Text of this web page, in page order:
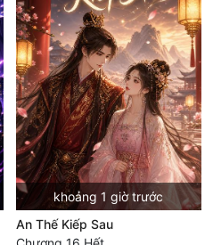
khoảng 1 giờ trước
An Thế Kiếp Sau